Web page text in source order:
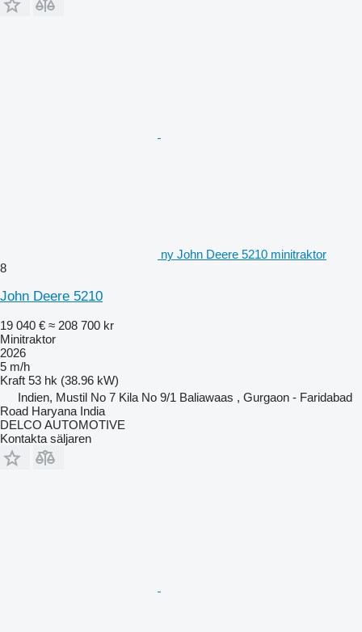
ny John Deere 5210 minitraktor
8
John Deere 5210
19 040 € ≈ 208 700 kr
Minitraktor
2026
5 m/h
Kraft 53 hk (38.96 kW)
Indien, Mustil No 7 Kila No 9/1 Baliawaas , Gurgaon - Faridabad
Road Haryana India
DELCO AUTOMOTIVE
Kontakta säljaren